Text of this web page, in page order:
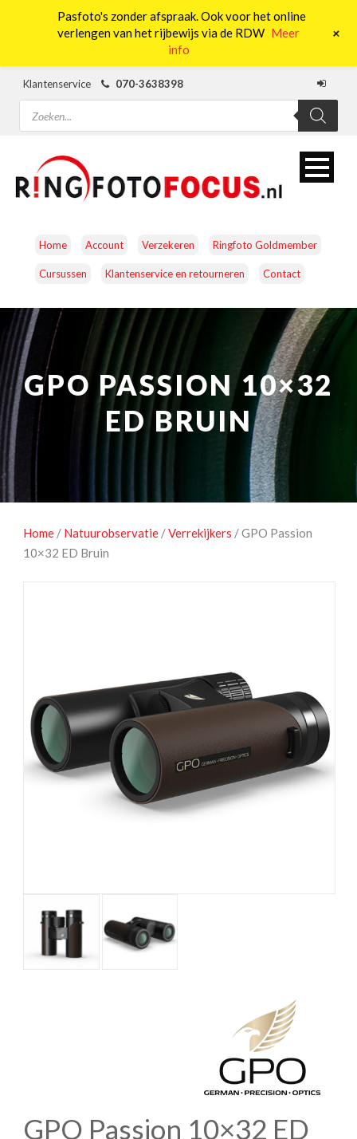
Klantenservice
070-3638398
Producten
zoeken
Home Account Verzekeren Ringfoto Goldmember
Cursussen Klantenservice en retourneren Contact
CAMERA’S OBJECTIEVEN ACCESSOIRES
NATUUROBSERVATIE MEDIA EN ENERGIE
STUDIOFOTOGRAFIE OCCASIONS
GPO PASSION 10×32
ED BRUIN
Home / Natuurobservatie /Verrekijkers / GPO Passion
10×32 ED Bruin
GPO Passion 10×32 ED
Pasfoto's zonder afspraak. Ook voor het online
verlengen van het rijbewijs via de RDW Meer
info
+